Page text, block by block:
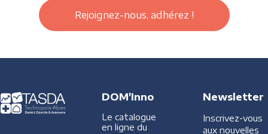
Rejoignez-nous, adhérez !
DOM'Inno
Le catalogue
en ligne du
Newsletter
Inscrivez-vous
aux nouvelles